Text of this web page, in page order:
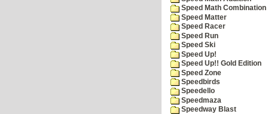
Speed Math Combination
Speed Matter
Speed Racer
Speed Run
Speed Ski
Speed Up!
Speed Up!! Gold Edition
Speed Zone
Speedbirds
Speedello
Speedmaza
Speedway Blast